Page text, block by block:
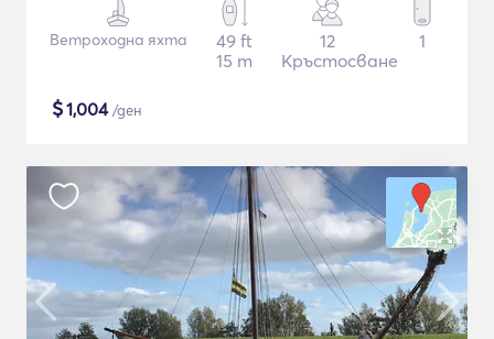
Ветроходна яхта
49 ft
15 m
12
Кръстосване
1
$1,004/ден